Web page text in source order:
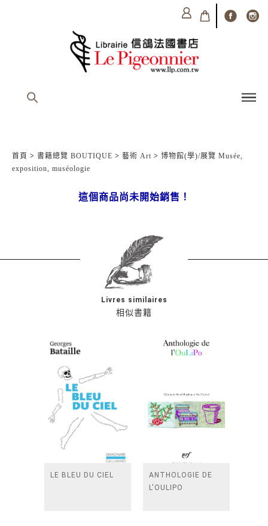
首頁 > 書籍總覽 BOUTIQUE > 藝術 Art > 博物館(學)/展覽 Musée,
exposition, muséologie
這個商品尚未開始銷售！
相似書籍
Livres similaires
LE BLEU DU CIEL
ANTHOLOGIE DE
L'OULIPO